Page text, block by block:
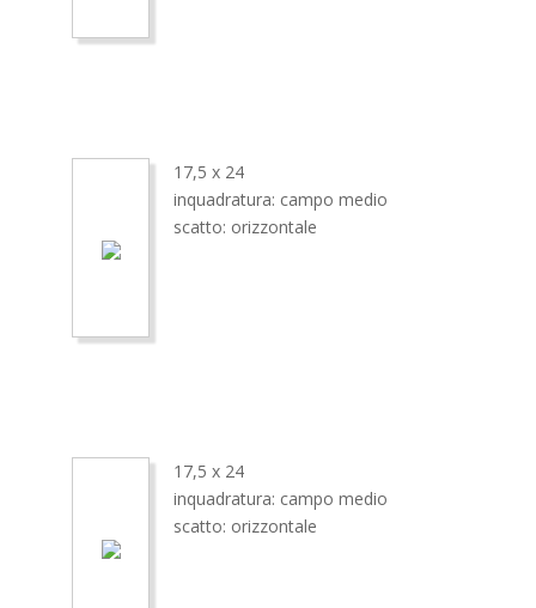
17,5 x 24
inquadratura: campo medio
scatto: orizzontale
17,5 x 24
inquadratura: campo medio
scatto: orizzontale